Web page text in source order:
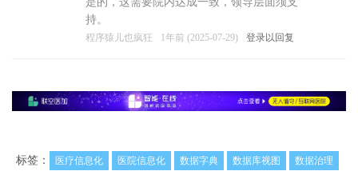
持。
程序猿儿也疯狂 1年前 (2025-07-29) 登录以回复
标签： 医疗信息化 医院信息化 数据字典 数据库视图 数据治理